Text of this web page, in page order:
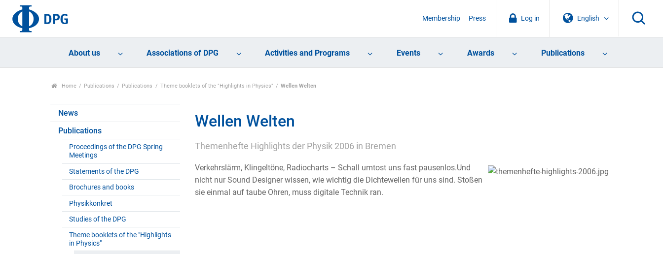
English
Log in
Membership Press
About us Associations of DPG Activities and Programs Events Awards Publications
Home Publications Publications Theme booklets of the "Highlights in Physics" Wellen Welten
News
Publications
Proceedings of the DPG Spring
Meetings
Statements of the DPG
Brochures and books
Physikkonkret
Studies of the DPG
Theme booklets of the "Highlights
in Physics"
Wellen Welten
Themenhefte Highlights der Physik 2006 in Bremen
Verkehrslärm, Klingeltöne, Radiocharts – Schall umtost uns fast pausenlos.Und
nicht nur Sound Designer wissen, wie wichtig die Dichtewellen für uns sind. Stoßen
sie einmal auf taube Ohren, muss digitale Technik ran.